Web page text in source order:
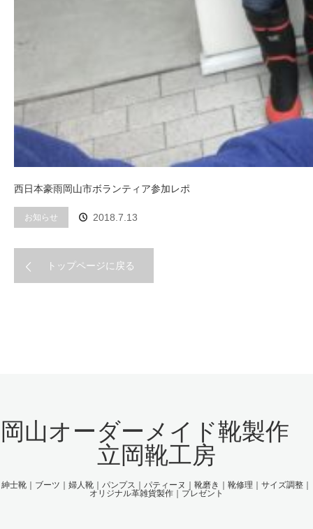
西日本豪雨岡山市ボランティア参加レポ
お知らせ 2018.7.13
トップページに戻る
岡山オーダーメイド靴製作
立岡靴工房
紳士靴｜ブーツ｜婦人靴｜パンプス｜パティーヌ｜靴磨き｜靴修理｜サイズ調整｜
オリジナル革雑貨製作｜プレゼント